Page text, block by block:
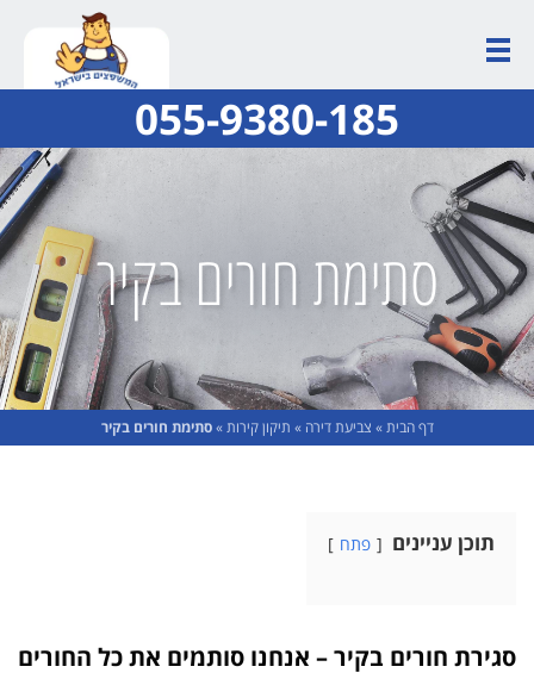
055-9380-185
סתימת חורים בקיר
דף הבית» צביעת דירה » תיקון קירות»סתימת חורים בקיר
תוכן עניינים פתח
סגירת חורים בקיר – אנחנו סותמים את כל החורים